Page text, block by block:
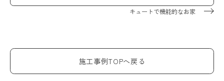
キュートで機能的なお家
施工事例TOPへ戻る